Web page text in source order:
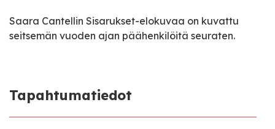
Saara Cantellin Sisarukset-elokuvaa on kuvattu
seitsemän vuoden ajan päähenkilöitä seuraten.
Tapahtumatiedot